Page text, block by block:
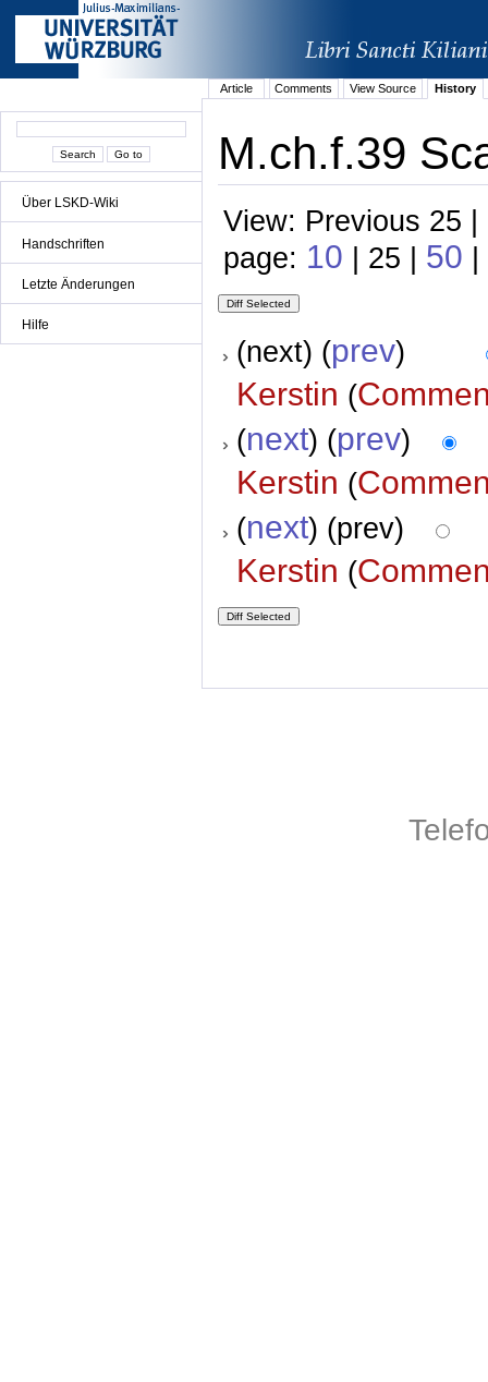
Über LSKD-Wiki
Handschriften
Letzte Änderungen
Hilfe
Article Comments View Source History
M.ch.f.39
View: Previous 25
page: 10 | 25 | 50 |
(next) (prev)
Kerstin (
(next) (prev)
Kerstin (
(next) (prev)
Kerstin (